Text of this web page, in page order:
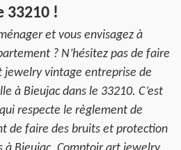
33210 !
et vous envisagez à
? N’hésitez pas de faire
jewelry vintage entreprise de
à Bieujac dans le 33210. C’est
respecte le règlement de
de faire des bruits et protection